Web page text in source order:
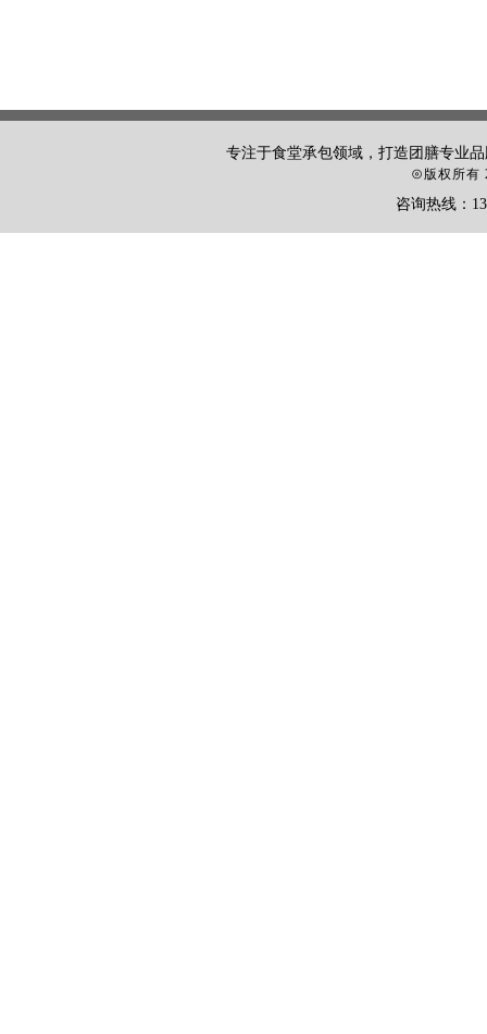
咨询热线：
专注于食堂承包领域，打造团膳专业
⊙ 版权所